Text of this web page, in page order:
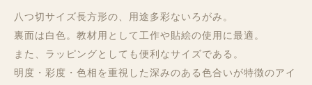
八つ切サイズ長方形の、用途多彩ないろがみ。
裏面は白色。教材用として工作や貼絵の使用に最適。
また、ラッピングとしても便利なサイズである。
明度・彩度・色相を重視した深みのある色合いが特徴のアイ